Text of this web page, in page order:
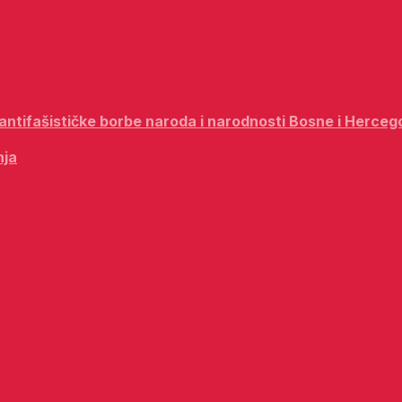
borbe naroda i narodnosti Bosne i